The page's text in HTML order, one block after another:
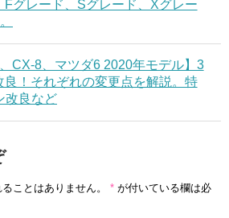
Fグレード、Sグレード、Xグレー
、CX-8、マツダ6 2020年モデル】3
良！それぞれの変更点を解説。特
改良など
ことはありません。 * が付いている欄は必